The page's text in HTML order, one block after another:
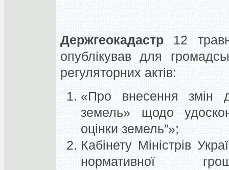
Держгеокадастр 12
опублікував для
регуляторних актів:
«Про внесення змін
земель» щодо
оцінки земель”»;
Кабінету Міністрів
нормативної